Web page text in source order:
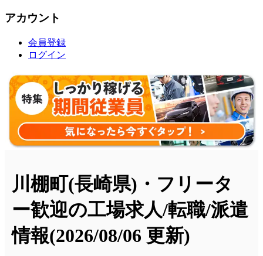
アカウント
会員登録
ログイン
川棚町(長崎県)・フリータ
ー歓迎の工場求人/転職/派遣
情報(2026/08/06 更新)